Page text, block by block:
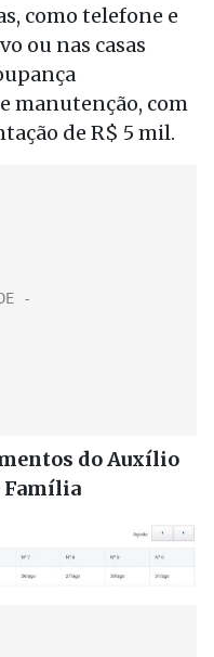
como telefone e
ou nas casas
manutenção, com
de R$ 5 mil.
do Auxílio
Família